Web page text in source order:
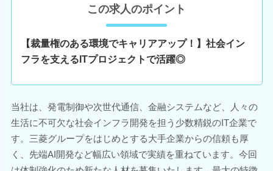
この求人のポイント
【裁量権のある環境でキャリアアップ！】社会イン
フラを支えるITプロジェクトで活躍◎
当社は、発電制御や次世代通信、金融システムなど、人々の
生活に不可欠な社会インフラ開発を担う少数精鋭のIT企業で
す。三菱グループをはじめとする大手企業からの信頼も厚
く、先端AI開発など幅広い領域で実績を重ねています。今回